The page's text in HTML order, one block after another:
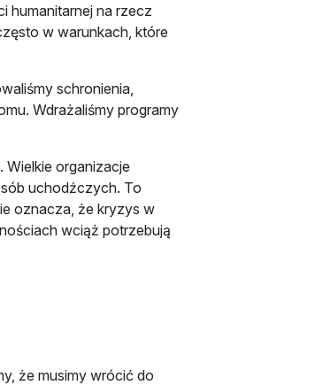
humanitarnej na rzecz
w warunkach, które
schronienia,
Wdrażaliśmy programy
Wielkie organizacje
uchodźczych. To
oznacza, że kryzys w
wciąż potrzebują
że musimy wrócić do